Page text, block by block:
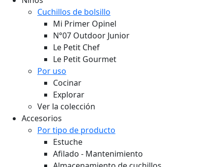
Cuchillos de bolsillo
Mi Primer Opinel
N°07 Outdoor Junior
Le Petit Chef
Le Petit Gourmet
Por uso
Cocinar
Explorar
Ver la colección
Accesorios
Por tipo de producto
Estuche
Afilado - Mantenimiento